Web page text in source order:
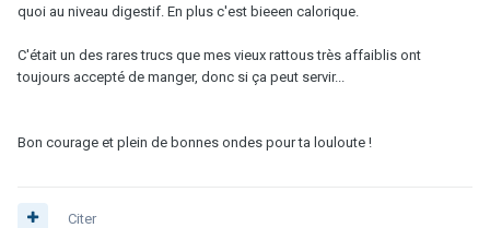
quoi au niveau digestif. En plus c'est bieeen calorique.
C'était un des rares trucs que mes vieux rattous très affaiblis ont
toujours accepté de manger, donc si ça peut servir...
Bon courage et plein de bonnes ondes pour ta louloute !
Citer